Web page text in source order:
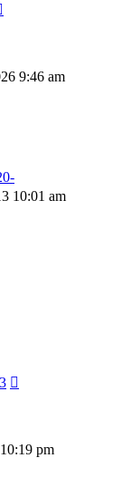
9:46 am
10:01 am
pm